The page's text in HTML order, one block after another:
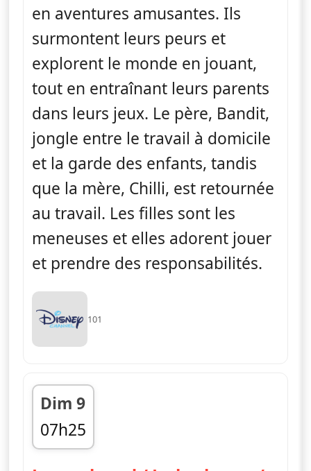
en aventures amusantes. Ils
surmontent leurs peurs et
explorent le monde en jouant,
tout en entraînant leurs parents
dans leurs jeux. Le père, Bandit,
jongle entre le travail à domicile
et la garde des enfants, tandis
que la mère, Chilli, est retournée
au travail. Les filles sont les
meneuses et elles adorent jouer
et prendre des responsabilités.
101
Dim 9
07h25
fin 07h30